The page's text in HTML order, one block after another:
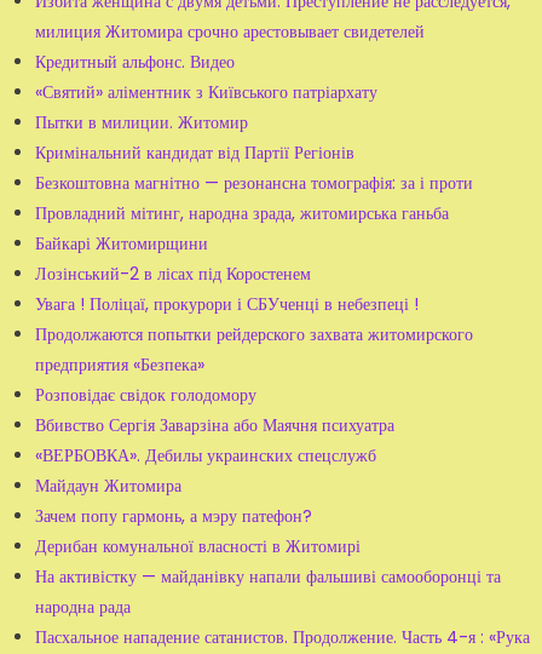
милиция Житомира срочно арестовывает свидетелей
Кредитный альфонс. Видео
«Святий» аліментник з Київського патріархату
Пытки в милиции. Житомир
Кримінальний кандидат від Партії Регіонів
Безкоштовна магнітно — резонансна томографія: за і проти
Провладний мітинг, народна зрада, житомирська ганьба
Байкарі Житомирщини
Лозінський-2 в лісах під Коростенем
Увага ! Поліцаї, прокурори і СБУченці в небезпеці !
Продолжаются попытки рейдерского захвата житомирского
предприятия «Безпека»
Розповідає свідок голодомору
Вбивство Сергія Заварзіна або Маячня психуатра
«ВЕРБОВКА». Дебилы украинских спецслужб
Майдаун Житомира
Зачем попу гармонь, а мэру патефон?
Дерибан комунальної власності в Житомирі
На активістку — майданівку напали фальшиві самооборонці та
народна рада
Пасхальное нападение сатанистов. Продолжение. Часть 4-я : «Рука